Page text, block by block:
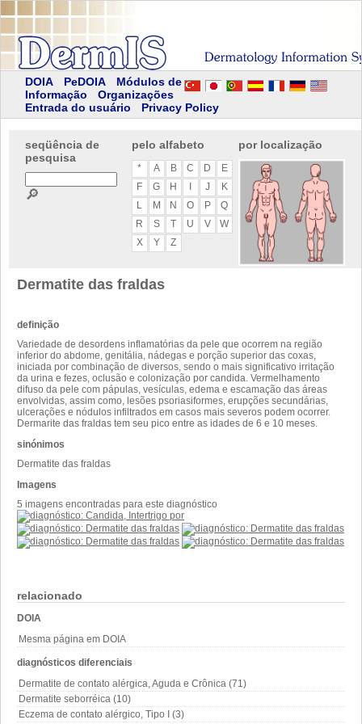
DOIA PeDOIA
Módulos de
Informação
Organizações
Entrada do usuário
Privacy Policy
seqüência de
pesquisa
🔎
pelo alfabeto
* A B C D
E
F
G H J
K
L
M N O P
Q
R
S T U V
W
X
Y Z
por localização
relacionado
DOIA
Mesma página em DOIA
diagnósticos diferenciais
Dermatite de contato alérgica, Aguda e Crônica (71)
Dermatite seborréica (10)
Eczema de contato alérgico, Tipo I (3)
Dermatite das fraldas
definição
Variedade de desordens inflamatórias da pele que ocorrem na região
inferior do abdome, genitália, nádegas e porção superior das coxas,
iniciada por combinação de diversos, sendo o mais significativo irritação
da urina e fezes, oclusão e colonização por candida. Vermelhamento
difuso da pele com pápulas, vesículas, edema e escamação das áreas
envolvidas, assim como, lesões psoriasiformes, erupções secundárias,
ulcerações e nódulos infiltrados em casos mais severos podem ocorrer.
Dermarite das fraldas tem seu pico entre as idades de 6 e 10 meses.
sinónimos
Dermatite das fraldas
Imagens
5 imagens encontradas para este diagnóstico